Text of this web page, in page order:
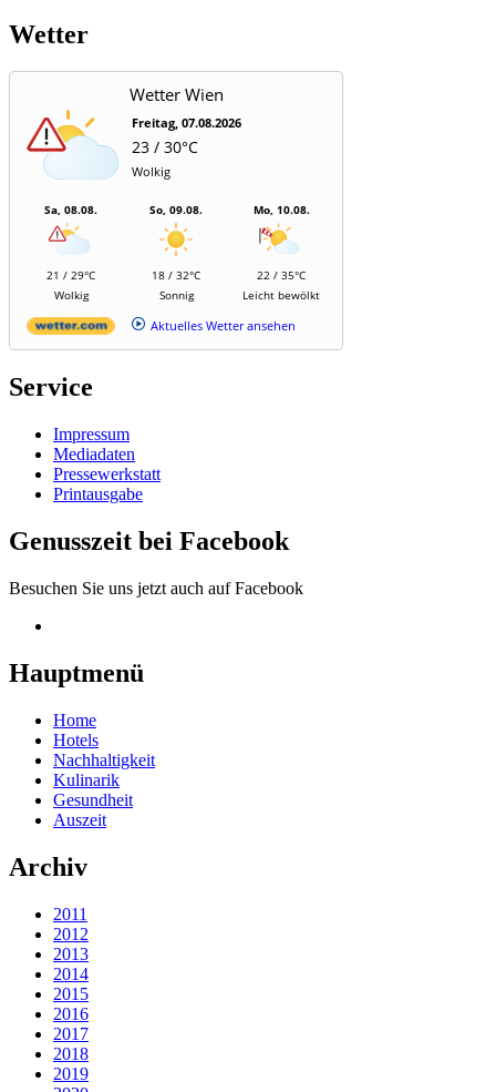
Wetter
Wetter Wien
Freitag, 07.08.2026
23 / 30°C
Wolkig
Sa, 08.08.
21 / 29°C
Wolkig
So, 09.08.
18 / 32°C
Sonnig
Mo, 10.08.
22 / 35°C
Leicht bewölkt
Aktuelles Wetter ansehen
Service
Impressum
Mediadaten
Pressewerkstatt
Printausgabe
Genusszeit bei Facebook
Besuchen Sie uns jetzt auch auf Facebook
Hauptmenü
Home
Hotels
Nachhaltigkeit
Kulinarik
Gesundheit
Auszeit
Archiv
2011
2012
2013
2014
2015
2016
2017
2018
2019